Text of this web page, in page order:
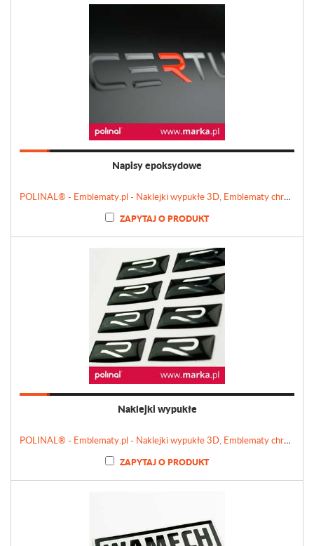
Napisy epoksydowe
POLINAL® - Emblematy.pl - Naklejki wypukłe 3D, Emblematy chromowane, Tabliczki, Etykiety
ZAPYTAJ O PRODUKT
Naklejki wypukłe
POLINAL® - Emblematy.pl - Naklejki wypukłe 3D, Emblematy chromowane, Tabliczki, Etykiety
ZAPYTAJ O PRODUKT